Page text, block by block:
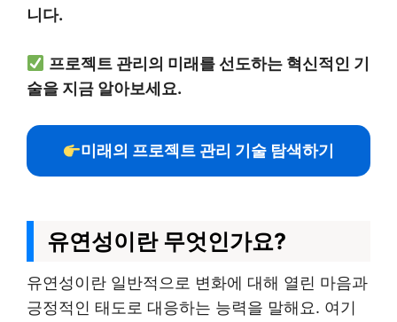
니다.
프로젝트 관리의 미래를 선도하는 혁신적인 기
술을 지금 알아보세요.
미래의 프로젝트 관리 기술 탐색하기
유연성이란 무엇인가요?
유연성이란 일반적으로 변화에 대해 열린 마음과
긍정적인 태도로 대응하는 능력을 말해요. 여기